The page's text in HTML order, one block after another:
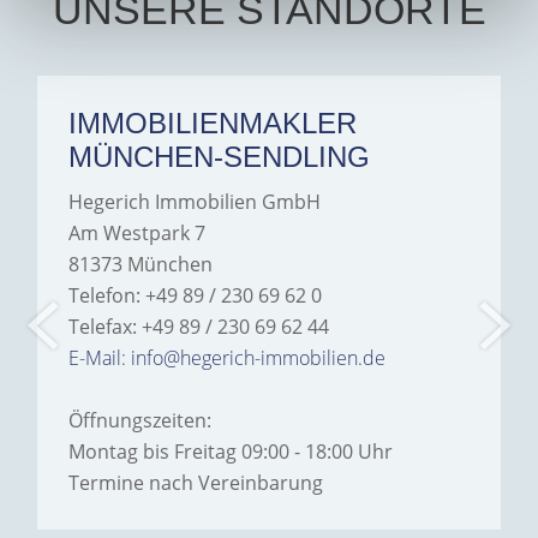
UNSERE STANDORTE
IMMOBILIENMAKLER
MÜNCHEN-SENDLING
Hegerich Immobilien GmbH
Am Westpark 7
81373 München
Telefon: +49 89 / 230 69 62 0
Telefax: +49 89 / 230 69 62 44
E-Mail: info@hegerich-immobilien.de
Öffnungszeiten:
Montag bis Freitag 09:00 - 18:00 Uhr
Termine nach Vereinbarung